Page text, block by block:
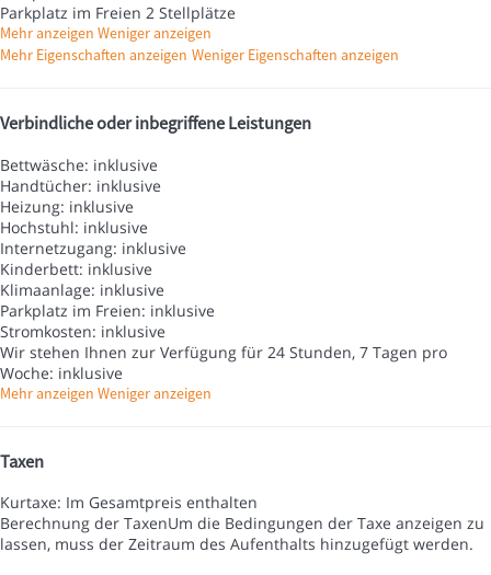
Parkplatz im Freien 2 Stellplätze
Mehr anzeigen Weniger anzeigen
Mehr Eigenschaften anzeigen Weniger Eigenschaften anzeigen
Verbindliche oder inbegriffene Leistungen
Bettwäsche: inklusive
Handtücher: inklusive
Heizung: inklusive
Hochstuhl: inklusive
Internetzugang: inklusive
Kinderbett: inklusive
Klimaanlage: inklusive
Parkplatz im Freien: inklusive
Stromkosten: inklusive
Wir stehen Ihnen zur Verfügung für 24 Stunden, 7 Tagen pro
Woche: inklusive
Mehr anzeigen Weniger anzeigen
Taxen
Kurtaxe: Im Gesamtpreis enthalten
Berechnung der TaxenUm die Bedingungen der Taxe anzeigen zu
lassen, muss der Zeitraum des Aufenthalts hinzugefügt werden.